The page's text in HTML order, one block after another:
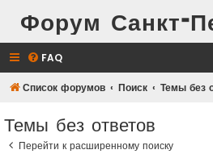
Форум Санкт-
FAQ
Список форумов Поиск Темы без
Темы без ответов
Перейти к расширенному поиску